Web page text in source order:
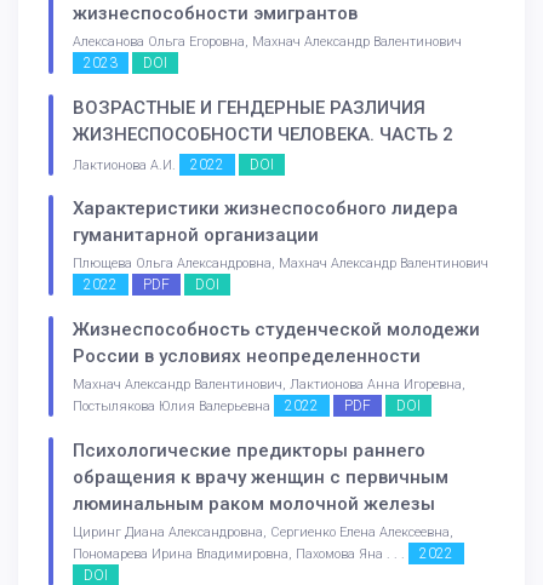
жизнеспособности эмигрантов
Алексанова Ольга Егоровна, Махнач Александр Валентинович
2023 DOI
ВОЗРАСТНЫЕ И ГЕНДЕРНЫЕ РАЗЛИЧИЯ
ЖИЗНЕСПОСОБНОСТИ ЧЕЛОВЕКА. ЧАСТЬ 2
Лактионова А.И. 2022 DOI
Характеристики жизнеспособного лидера
гуманитарной организации
Плющева Ольга Александровна, Махнач Александр Валентинович
2022 PDF DOI
Жизнеспособность студенческой молодежи
России в условиях неопределенности
Махнач Александр Валентинович, Лактионова Анна Игоревна,
Постылякова Юлия Валерьевна
2022 PDF DOI
Психологические предикторы раннего
обращения к врачу женщин с первичным
люминальным раком молочной железы
Циринг Диана Александровна, Сергиенко Елена Алексеевна,
Пономарева Ирина Владимировна, Пахомова Яна . . .
2022
DOI